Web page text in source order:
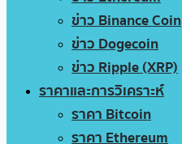
ข่าว Binance Coin
ข่าว Dogecoin
ข่าว Ripple (XRP)
ราคาและการวิเคราะห์
ราคา Bitcoin
ราคา Ethereum